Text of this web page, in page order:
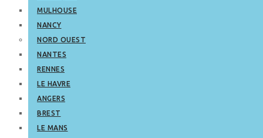
MULHOUSE
NANCY
NORD OUEST
NANTES
RENNES
LE HAVRE
ANGERS
BREST
LE MANS